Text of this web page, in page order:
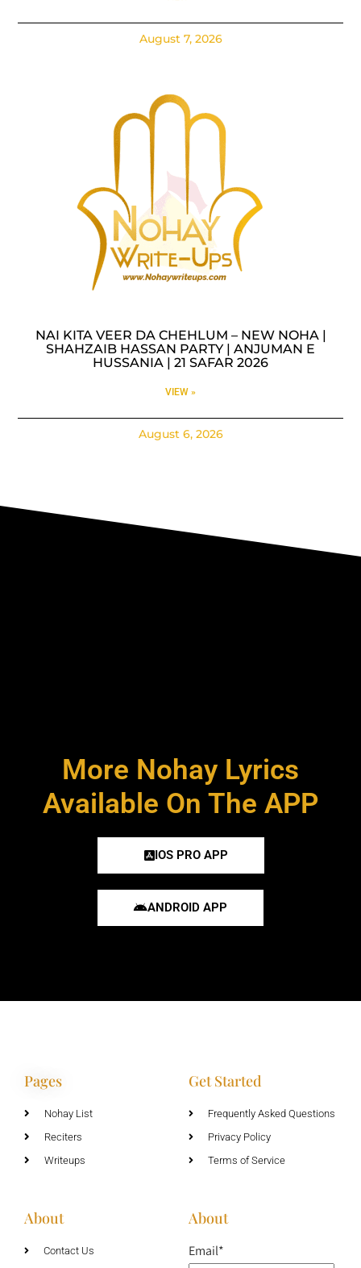
August 7, 2026
NAI KITA VEER DA CHEHLUM – NEW NOHA |
SHAHZAIB HASSAN PARTY | ANJUMAN E
HUSSANIA | 21 SAFAR 2026
VIEW »
August 6, 2026
More Nohay Lyrics
Available On The APP
IOS PRO APP
ANDROID APP
Pages
Nohay List
Reciters
Writeups
Get Started
Frequently Asked Questions
Privacy Policy
Terms of Service
About
Contact Us
About
Email*